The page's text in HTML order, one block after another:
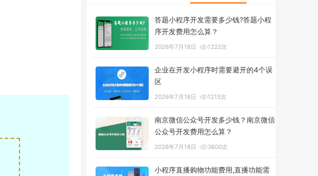
答题小程序开发需要多少钱?答题小程
序开发费用怎么算？
2026年7月18日 1222次
企业在开发小程序时需要避开的4个误
区
2026年7月18日 1215次
南京微信公众号开发多少钱？南京微信
公众号开发费用怎么算？
2026年7月18日 3600次
小程序直播购物功能费用,直播功能需